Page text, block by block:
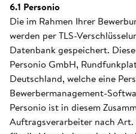
6.1 Personio
Die im Rahmen Ihrer
werden per TLS-
Datenbank gespeichert.
Personio GmbH,
Deutschland, welche eine
Bewerbermanagement-
Personio ist in diesem
Auftragsverarbeiter nach